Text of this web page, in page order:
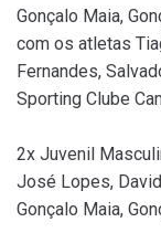
Gonçalo Maia,
com os atletas
Fernandes,
Sporting Clube
2x Juvenil
José Lopes,
Gonçalo Maia,